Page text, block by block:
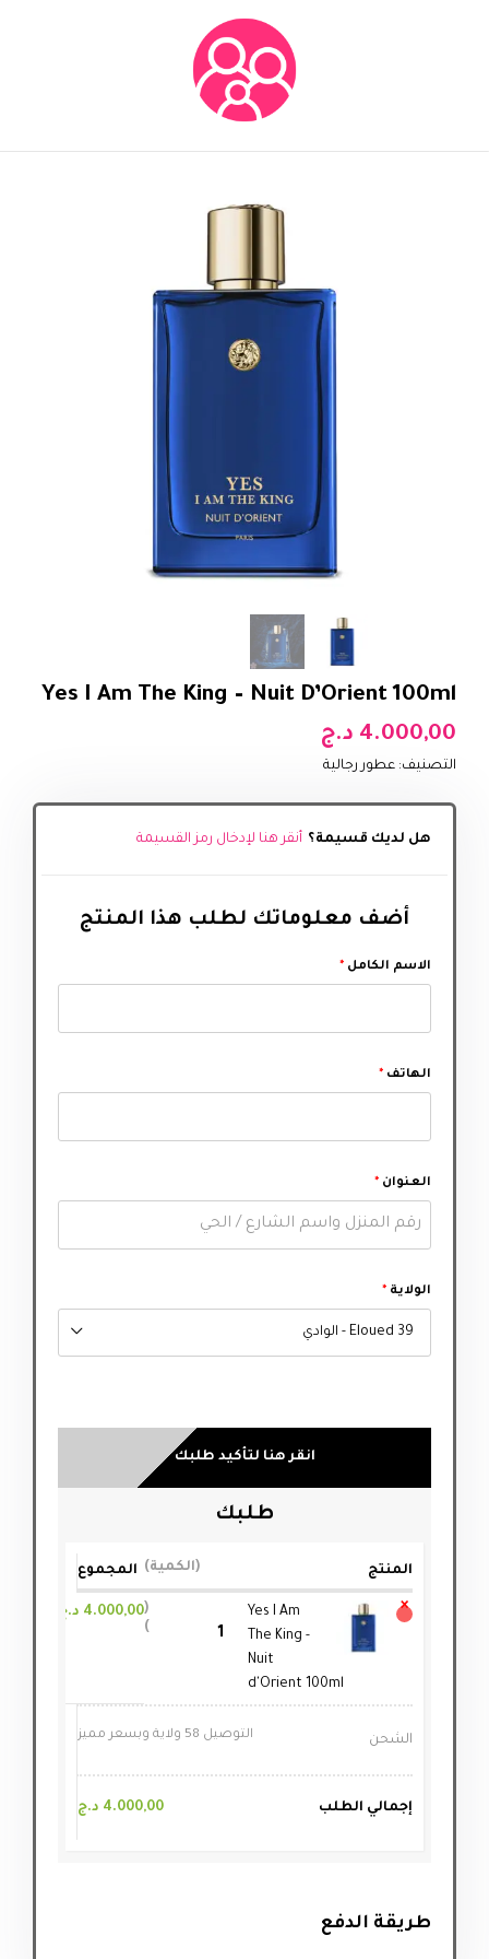
Yes I Am The King – Nuit D’Orient 100ml
4.000,00 د.ج
التصنيف: عطور رجالية
هل لديك قسيمة؟ أنقر هنا لإدخال رمز القسيمة
أضف معلوماتك لطلب هذا المنتج‬
الاسم الكامل *
الهاتف *
العنوان *
الولاية *
39 Eloued - الوادي
انقر هنا لتأكيد طلبك
طلبك
المنتج الكمية المجموع
×
Yes I Am
The King -
Nuit
d'Orient 100ml
4.000,00 د.ج
الشحن التوصيل 58 ولاية وبسعر مميز
إجمالي الطلب 4.000,00 د.ج
طريقة الدفع